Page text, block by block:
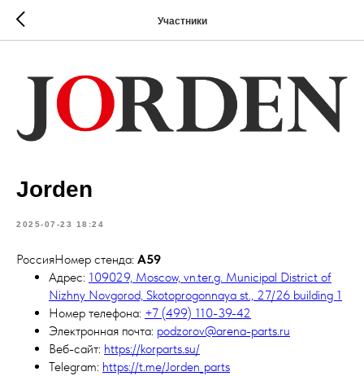
Участники
Jorden
2025-07-23 18:24
РоссияНомер стенда: А59
Адрес: 109029, Moscow, vn.ter.g. Municipal District of
Nizhny Novgorod, Skotoprogonnaya st., 27/26 building 1
Номер телефона: +7 (499) 110-39-42
Электронная почта: podzorov@arena-parts.ru
Веб-сайт: https://korparts.su/
Telegram: https://t.me/Jorden_parts